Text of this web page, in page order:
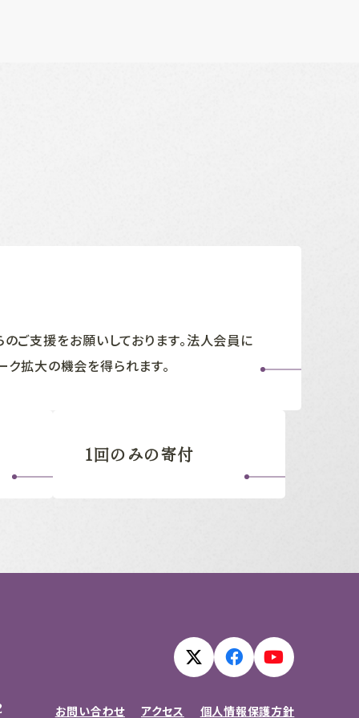
ご支援をお願いしております。法人会員に
ク拡大の機会を得られます。
1回のみの寄付
お問い合わせ アクセス 個人情報保護方針